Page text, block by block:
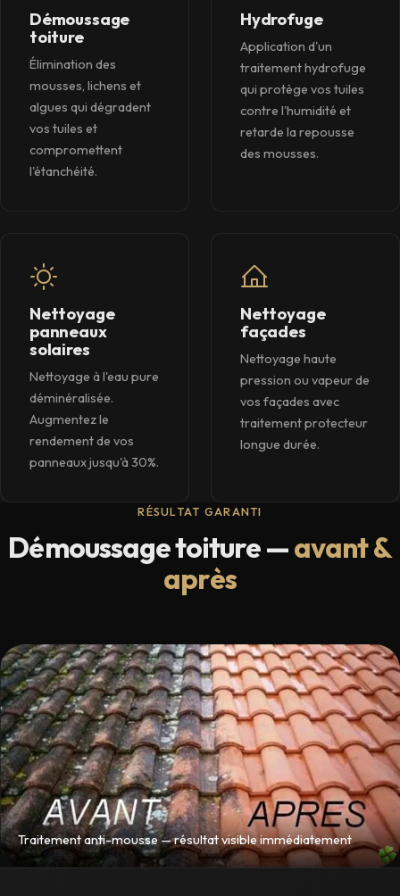
Démoussage
toiture
Élimination des
mousses, lichens et
algues qui dégradent
vos tuiles et
compromettent
l'étanchéité.
Hydrofuge
Application d'un
traitement hydrofuge
qui protège vos tuiles
contre l'humidité et
retarde la repousse
des mousses.
Nettoyage
panneaux
solaires
Nettoyage à l'eau pure
déminéralisée.
Augmentez le
rendement de vos
panneaux jusqu'à 30%.
Nettoyage
façades
Nettoyage haute
pression ou vapeur de
vos façades avec
traitement protecteur
longue durée.
RÉSULTAT GARANTI
Démoussage toiture —avant &
après
Traitement anti-mousse — résultat visible immédiatement